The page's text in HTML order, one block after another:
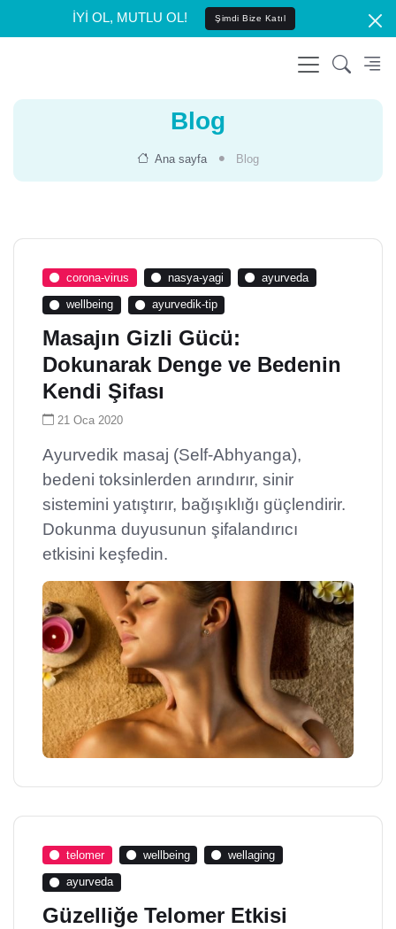
İYİ OL, MUTLU OL! Şimdi Bize Katıl
Blog
Ana sayfa Blog
corona-virus nasya-yagi ayurveda
wellbeing ayurvedik-tip
Masajın Gizli Gücü:
Dokunarak Denge ve Bedenin
Kendi Şifası
21 Oca 2020
Ayurvedik masaj (Self-Abhyanga),
bedeni toksinlerden arındırır, sinir
sistemini yatıştırır, bağışıklığı güçlendirir.
Dokunma duyusunun şifalandırıcı
etkisini keşfedin.
telomer wellbeing wellaging
ayurveda
Güzelliğe Telomer Etkisi